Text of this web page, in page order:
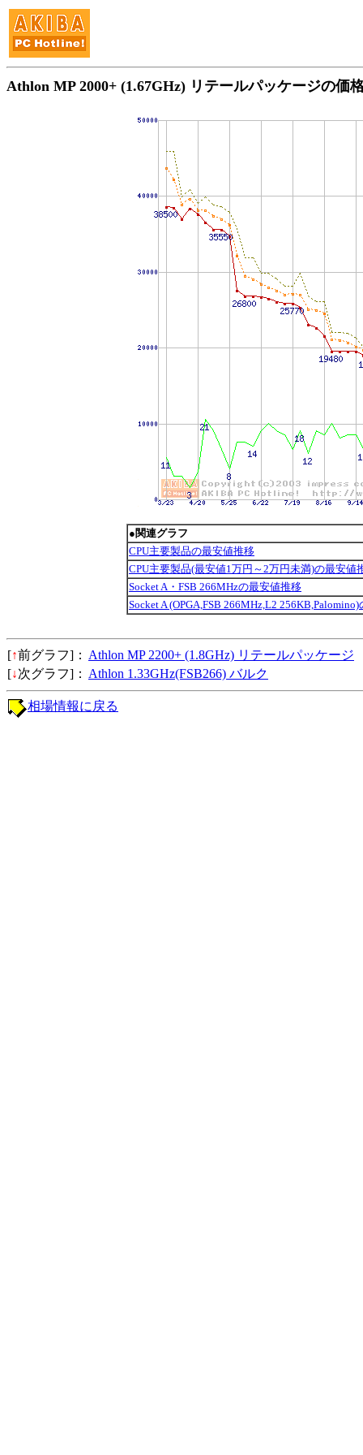
Athlon MP 2000+ (1.67GHz) リテールパッケージの価
●関連グラフ
CPU主要製品の最安値推移
CPU主要製品(最安値1万円～2万円未満)の最安値
Socket A・FSB 266MHzの最安値推移
Socket A (OPGA,FSB 266MHz,L2
[↑前グラフ]： Athlon MP 2200+ (1.8GHz) リテールパッケージ
[↓次グラフ]： Athlon 1.33GHz(FSB266) バルク
相場情報に戻る